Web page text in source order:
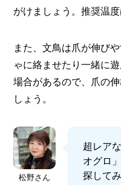
がけましょう。推奨温
また、文鳥は爪が伸び
ゃに絡ませたり一緒に
場合があるので、爪の
しょう。
松野さん
超レア
オグロ
探して